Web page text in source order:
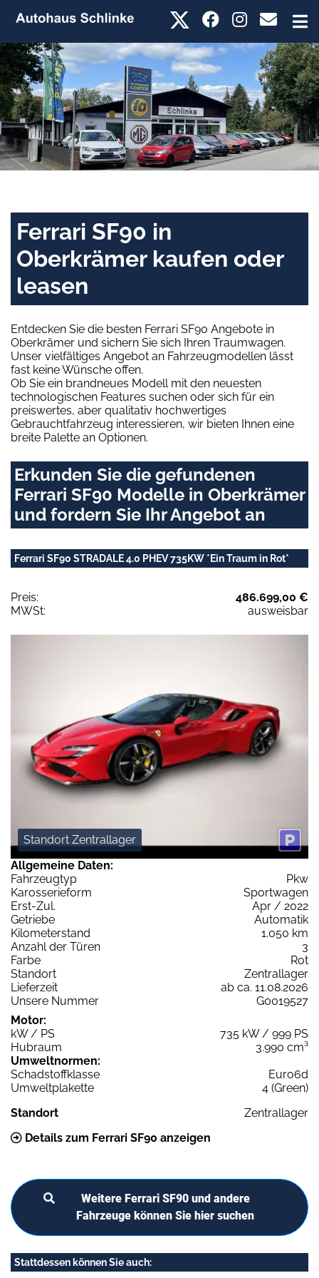
Ferrari SF90 in
Oberkrämer kaufen oder
leasen
Entdecken Sie die besten Ferrari SF90 Angebote in
Oberkrämer und sichern Sie sich Ihren Traumwagen.
Unser vielfältiges Angebot an Fahrzeugmodellen lässt
fast keine Wünsche offen.
Ob Sie ein brandneues Modell mit den neuesten
technologischen Features suchen oder sich für ein
preiswertes, aber qualitativ hochwertiges
Gebrauchtfahrzeug interessieren, wir bieten Ihnen eine
breite Palette an Optionen.
Erkunden Sie die gefundenen
Ferrari SF90 Modelle in Oberkrämer
und fordern Sie Ihr Angebot an
Ferrari SF90 STRADALE 4.0 PHEV 735KW *Ein Traum in Rot*
Preis:
486.699,00 €
MWSt:
ausweisbar
Standort Zentrallager
Allgemeine Daten:
Fahrzeugtyp
Pkw
Karosserieform
Sportwagen
Erst-Zul.
Apr / 2022
Getriebe
Automatik
Kilometerstand
1.050 km
Anzahl der Türen
3
Farbe
Rot
Standort
Zentrallager
Lieferzeit
ab ca. 11.08.2026
Unsere Nummer
G0019527
Motor:
kW / PS
735 kW / 999 PS
Hubraum
3.990 cm³
Umweltnormen:
Schadstoffklasse
Euro6d
Umweltplakette
4 (Green)
Standort
Zentrallager
Details zum Ferrari SF90 anzeigen
Weitere Ferrari SF90 und andere
Fahrzeuge können Sie hier suchen
Stattdessen können Sie auch: